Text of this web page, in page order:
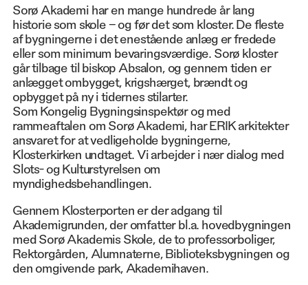
Sorø Akademi har en mange hundrede år lang
historie som skole – og før det som kloster. De fleste
af bygningerne i det enestående anlæg er fredede
eller som minimum bevaringsværdige. Sorø kloster
går tilbage til biskop Absalon, og gennem tiden er
anlægget ombygget, krigshærget, brændt og
opbygget på ny i tidernes stilarter.
Som Kongelig Bygningsinspektør og med
rammeaftalen om Sorø Akademi, har ERIK arkitekter
ansvaret for at vedligeholde bygningerne,
Klosterkirken undtaget. Vi arbejder i nær dialog med
Slots- og Kulturstyrelsen om
myndighedsbehandlingen.
Gennem Klosterporten er der adgang til
Akademigrunden, der omfatter bl.a. hovedbygningen
med Sorø Akademis Skole, de to professorboliger,
Rektorgården, Alumnaterne, Biblioteksbygningen og
den omgivende park, Akademihaven.